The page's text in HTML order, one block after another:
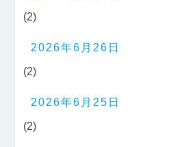
(2)
2026年6月26日
(2)
2026年6月25日
(2)